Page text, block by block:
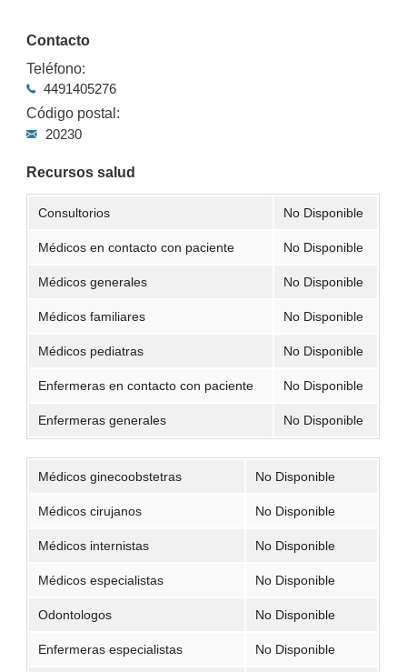
Contacto
Teléfono:
4491405276
Código postal:
20230
Recursos salud
Consultorios No Disponible
Médicos en contacto con paciente No Disponible
Médicos generales No Disponible
Médicos familiares No Disponible
Médicos pediatras No Disponible
Enfermeras en contacto con paciente No Disponible
Enfermeras generales No Disponible
Médicos ginecoobstetras No Disponible
Médicos cirujanos No Disponible
Médicos internistas No Disponible
Médicos especialistas No Disponible
Odontologos No Disponible
Enfermeras especialistas No Disponible